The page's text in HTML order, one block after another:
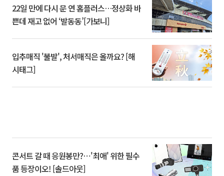
22일 만에 다시 문 연 홈플러스…정상화 바
쁜데 재고 없어 ‘발동동’[가보니]
입추매직 '불발', 처서매직은 올까요? [해
시태그]
콘서트 갈 때 응원봉만?⋯'최애' 위한 필수
품 등장이오! [솔드아웃]